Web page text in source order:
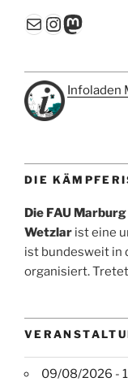
E-MailInstagram
Infoladen
DIE
Die FAU
Wetzlar ist eine
ist bundesweit in
organisiert.
09/08/2026 -